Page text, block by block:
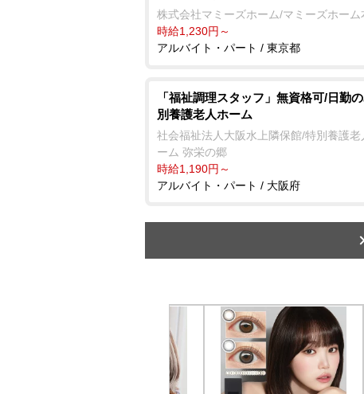
株式会社マミーズホーム/マミーズホーム
時給1,230円～
アルバイト・パート / 東京都
「福祉調理スタッフ」無資格可/日勤
別養護老人ホーム
社会福祉法人大阪水上隣保館/特別養護老
ーム 弥栄の郷
時給1,190円～
アルバイト・パート / 大阪府